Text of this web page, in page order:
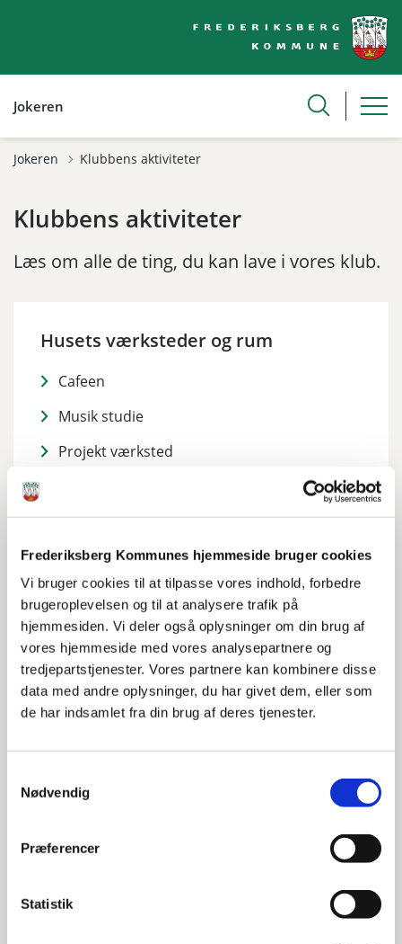
Frederiksberg Kommunes hjemmeside bruger cookies
Vi bruger cookies til at tilpasse vores indhold, forbedre
brugeroplevelsen og til at analysere trafik på
hjemmesiden. Vi deler også oplysninger om din brug af
vores hjemmeside med vores analysepartnere og
tredjepartstjenester. Vores partnere kan kombinere disse
data med andre oplysninger, du har givet dem, eller som
de har indsamlet fra din brug af deres tjenester.
Nødvendig
Præferencer
Statistik
Jokeren
Jokeren Klubbens aktiviteter
Klubbens aktiviteter
Læs om alle de ting, du kan lave i vores klub.
Husets værksteder og rum
Cafeen
Musik studie
Projekt værksted
Sports og bevægelse
Krea
Pc og gamer rum
Skatehallen
Udeliv
Seriøs Gaming
Skitur